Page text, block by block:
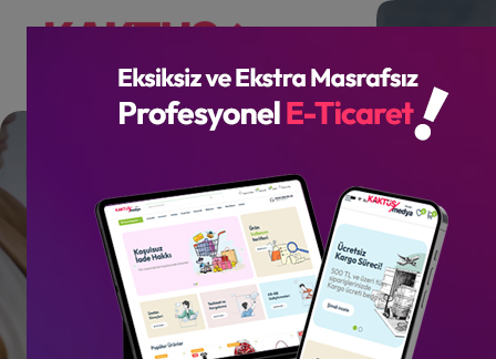
Thunderbird Programına
Kurumsal E-posta Kurulumu